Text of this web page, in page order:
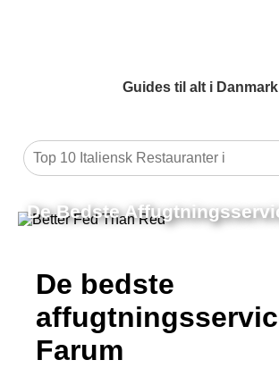
Guides til alt i Danmark
De Bedste
De bedste
Farum